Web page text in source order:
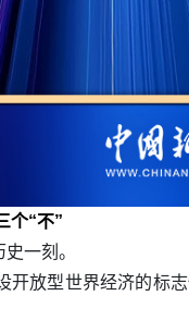
个“不”
一刻。
开放型世界经济的标